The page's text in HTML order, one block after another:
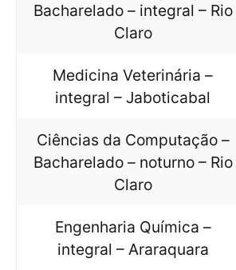
Bacharelado – integral – Rio
Claro
Medicina Veterinária –
integral – Jaboticabal
Ciências da Computação –
Bacharelado – noturno – Rio
Claro
Engenharia Química –
integral – Araraquara